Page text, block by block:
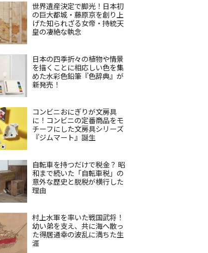
世界遺産決定で脚光！日本初
の巨大都城・藤原京を創り上
げた知られざる女帝・持統天
皇の凄絶な執念
日本の四季折々の植物や情景
を描くことに相応しい色を集
めた水彩色鉛筆『色辞典』が
新発売！
コンビニおにぎりが文房具
に！コンビニの定番商品をモ
チーフにした文房具シリーズ
『ジムマート』誕生
自転車を持つだけで税金？ 昭
和まで続いた「自転車税」の
意外な歴史と脱税が横行した
理由
村上水軍を率いた戦国武将！
幼い弟を支え、共に海へ散っ
た得居通幸の波乱に満ちた生
涯